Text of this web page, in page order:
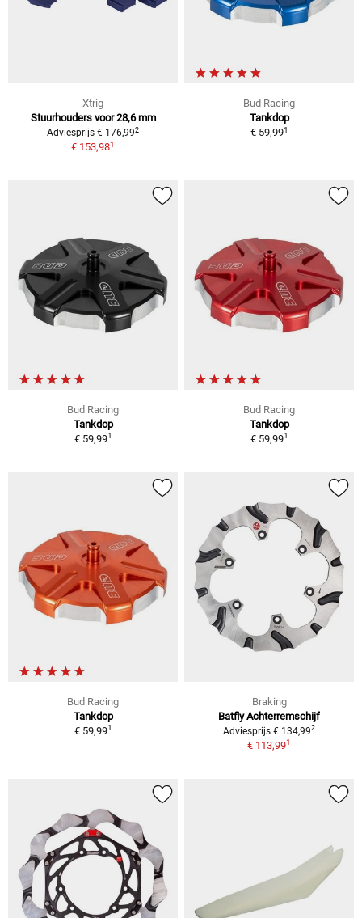
Xtrig
Stuurhouders voor 28,6 mm
Adviesprijs € 176,992
€ 153,981
Bud Racing
Tankdop
€ 59,991
Bud Racing
Tankdop
€ 59,991
Bud Racing
Tankdop
€ 59,991
Bud Racing
Tankdop
€ 59,991
Braking
Batfly Achterremschijf
Adviesprijs € 134,992
€ 113,991